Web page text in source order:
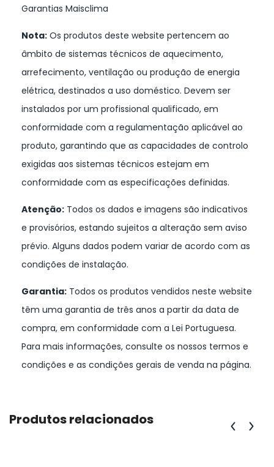
Garantias Maisclima
Nota: Os produtos deste website pertencem ao
âmbito de sistemas técnicos de aquecimento,
arrefecimento, ventilação ou produção de energia
elétrica, destinados a uso doméstico. Devem ser
instalados por um profissional qualificado, em
conformidade com a regulamentação aplicável ao
produto, garantindo que as capacidades de controlo
exigidas aos sistemas técnicos estejam em
conformidade com as especificações definidas.
Atenção: Todos os dados e imagens são indicativos
e provisórios, estando sujeitos a alteração sem aviso
prévio. Alguns dados podem variar de acordo com as
condições de instalação.
Garantia: Todos os produtos vendidos neste website
têm uma garantia de três anos a partir da data de
compra, em conformidade com a Lei Portuguesa.
Para mais informações, consulte os nossos termos e
condições e as condições gerais de venda na página.
Produtos relacionados